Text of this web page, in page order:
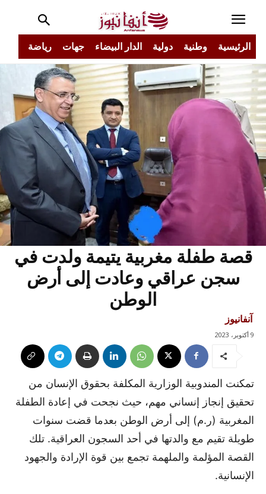
الرئيسية وطنية دولية الدار البيضاء جهات رياضة
قصة طفلة مغربية يتيمة ولدت في
سجن عراقي وعادت إلى أرض
الوطن
آنفانيوز
9 أكتوبر، 2023
تمكنت المندوبية الوزارية المكلفة بحقوق الإنسان من
تحقيق إنجاز إنساني مهم، حيث نجحت في إعادة الطفلة
المغربية (ر.م) إلى أرض الوطن بعدما قضت سنوات
طويلة تقيم مع والدتها في أحد السجون العراقية. تلك
القصة المؤلمة والملهمة تجمع بين قوة الإرادة والجهود
الإنسانية.